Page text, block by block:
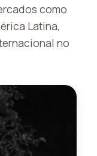
como
Latina,
no